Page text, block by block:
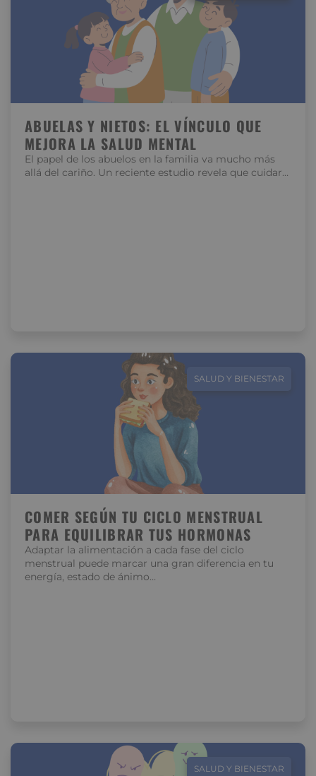
ABUELAS Y NIETOS: EL VÍNCULO QUE
MEJORA LA SALUD MENTAL
El papel de los abuelos en la familia va mucho más
allá del cariño. Un reciente estudio revela que cuidar…
SALUD Y BIENESTAR
COMER SEGÚN TU CICLO MENSTRUAL
PARA EQUILIBRAR TUS HORMONAS
Adaptar la alimentación a cada fase del ciclo
menstrual puede marcar una gran diferencia en tu
energía, estado de ánimo…
SALUD Y BIENESTAR